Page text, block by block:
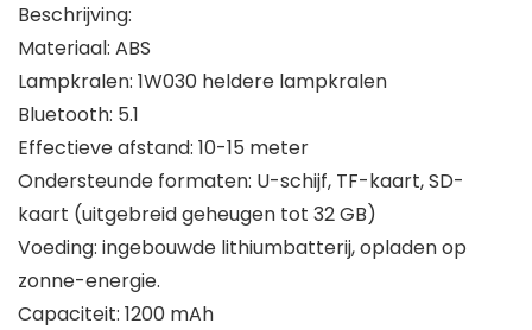
Beschrijving:
Materiaal: ABS
Lampkralen: 1W030 heldere lampkralen
Bluetooth: 5.1
Effectieve afstand: 10-15 meter
Ondersteunde formaten: U-schijf, TF-kaart, SD-
kaart (uitgebreid geheugen tot 32 GB)
Voeding: ingebouwde lithiumbatterij, opladen op
zonne-energie.
Capaciteit: 1200 mAh